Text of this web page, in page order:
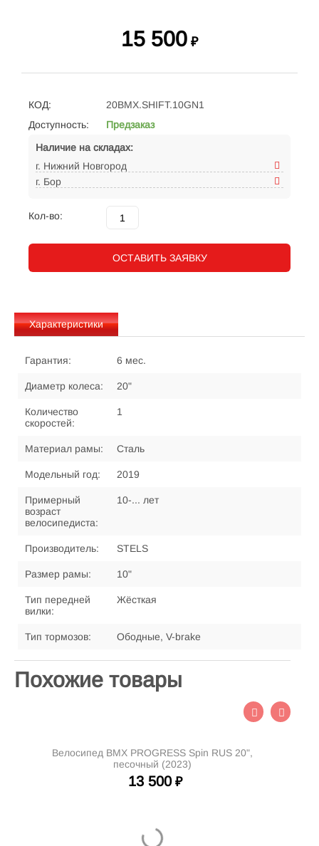
15 500 ₽
КОД:
20BMX.SHIFT.10GN1
Доступность:
Предзаказ
Наличие на складах:
г. Нижний Новгород
г. Бор
Кол-во:
ОСТАВИТЬ ЗАЯВКУ
Характеристики
Гарантия: 6 мес.
Диаметр колеса: 20"
Количество
скоростей:
1
Материал рамы: Сталь
Модельный год: 2019
Примерный
возраст
велосипедиста:
10-... лет
Производитель: STELS
Размер рамы: 10"
Тип передней
вилки:
Жёсткая
Тип тормозов: Ободные, V-brake
Похожие товары
Велосипед BMX PROGRESS Spin RUS 20",
песочный (2023)
13 500 ₽